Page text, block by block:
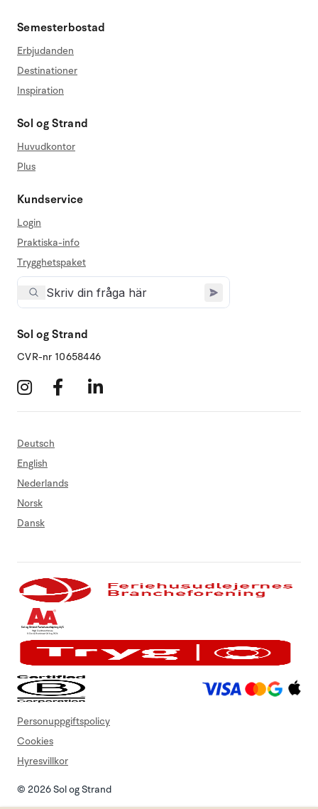
Semesterbostad
Erbjudanden
Destinationer
Inspiration
Sol og Strand
Huvudkontor
Plus
Kundservice
Login
Praktiska-info
Trygghetspaket
Sol og Strand
CVR-nr 10658446
Deutsch
English
Nederlands
Norsk
Dansk
© 2026 Sol og Strand
Personuppgiftspolicy
Cookies
Hyresvillkor